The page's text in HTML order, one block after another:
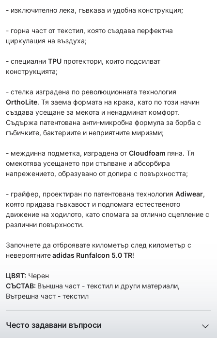
- изключително лека, гъвкава и удобна конструкция;
- горна част от текстил, която създава перфектна
циркулация на въздуха;
- специални TPU протектори, които подсилват
конструкцията;
- стелка изградена по революционната технология
OrthoLite. Тя заема формата на крака, като по този начин
създава усещане за мекота и ненадминат комфорт.
Съдържа патентована анти-микробна формула за борба с
гъбичките, бактериите и неприятните миризми;
- междинна подметка, изградена от Cloudfoam пяна. Тя
омекотява усещането при стъпване и абсорбира
напрежението, образувано от допира с повърхността;
- грайфер, проектиран по патентована технология Adiwear,
която придава гъвкавост и подпомага естественото
движение на ходилото, като спомага за отлично сцепление с
различни повърхности.
Започнете да отброявате километър след километър с
невероятнитеadidas Runfalcon 5.0 TR!
ЦВЯТ: Черен
СЪСТАВ: Външнa част - текстил и други материали,
Вътрешна част - текстил
Често задавани въпроси